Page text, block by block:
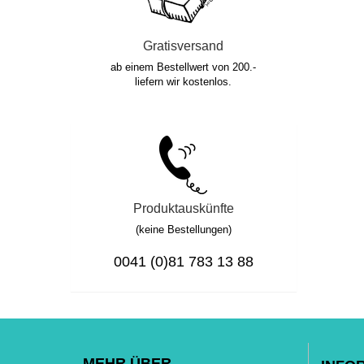
Gratisversand
ab einem Bestellwert von 200.-
liefern wir kostenlos.
Produktauskünfte
(keine Bestellungen)
0041 (0)81 783 13 88